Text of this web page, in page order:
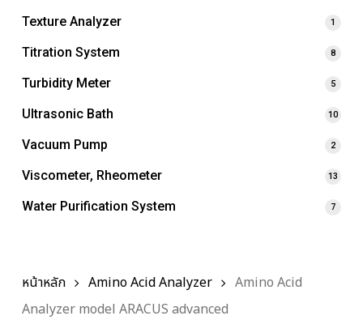
Texture Analyzer 1
Titration System 8
Turbidity Meter 5
Ultrasonic Bath 10
Vacuum Pump 2
Viscometer, Rheometer 13
Water Purification System 7
หน้าหลัก Amino Acid Analyzer
Amino Acid
Analyzer model ARACUS advanced